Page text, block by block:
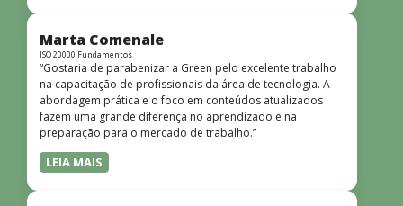
Marta Comenale
ISO 20000 Fundamentos
“Gostaria de parabenizar a Green pelo excelente trabalho
na capacitação de profissionais da área de tecnologia. A
abordagem prática e o foco em conteúdos atualizados
fazem uma grande diferença no aprendizado e na
preparação para o mercado de trabalho.”
LEIA MAIS